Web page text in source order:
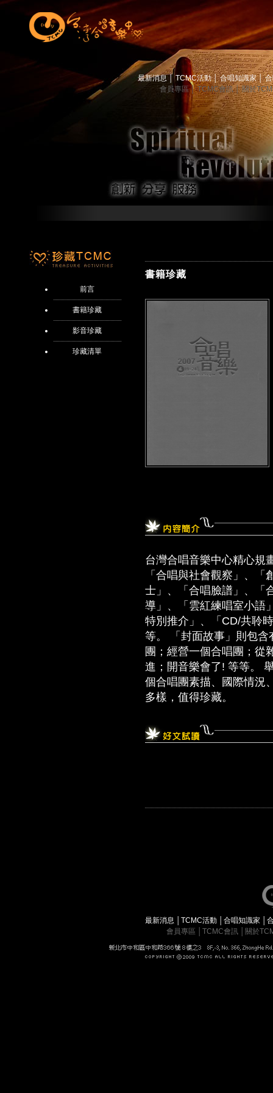
最新消息 TCMC活動│ 合唱知識家│
會員專區│ TCMC會訊│ 關於
前言
書籍珍藏
影音珍藏
珍藏清單
書籍珍藏
台灣合唱音樂中心精心規
「合唱與社會觀察」、
士」、「合唱臉譜」、「
導」、「雲紅練唱室小語
特別推介」、「CD/共聆
等。 「封面故事」則包
團；經營一個合唱團；從
進；開音樂會了! 等等。
個合唱團素描、國際情況
多樣，值得珍藏。
最新消息 │TCMC活動 │合唱知識家 │
會員專區
TCMC會訊 關於